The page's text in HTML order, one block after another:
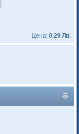
Цена: 0.29 Лв.